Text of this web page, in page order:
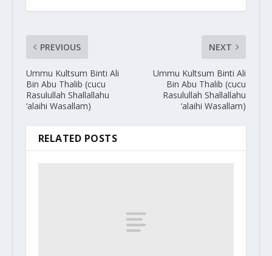
PREVIOUS
Ummu Kultsum Binti Ali
Bin Abu Thalib (cucu
Rasulullah Shallallahu
‘alaihi Wasallam)
NEXT
Ummu Kultsum Binti Ali
Bin Abu Thalib (cucu
Rasulullah Shallallahu
‘alaihi Wasallam)
RELATED POSTS